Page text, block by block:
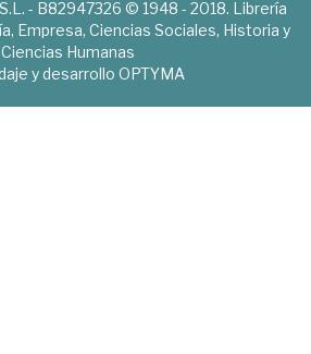
- B82947326 © 1948 - 2018. Librería
Empresa, Ciencias Sociales, Historia y
Ciencias Humanas
y desarrollo OPTYMA